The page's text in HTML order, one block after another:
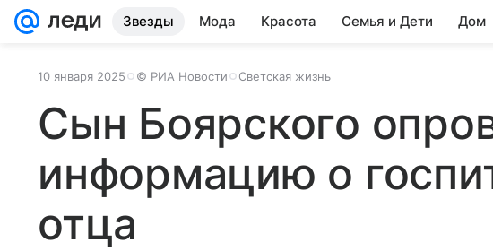
Звезды Мода Красота Семья и Дети Дом
10 января 2025 © РИА Новости Светская жизнь
Сын Боярского
информацию о
отца